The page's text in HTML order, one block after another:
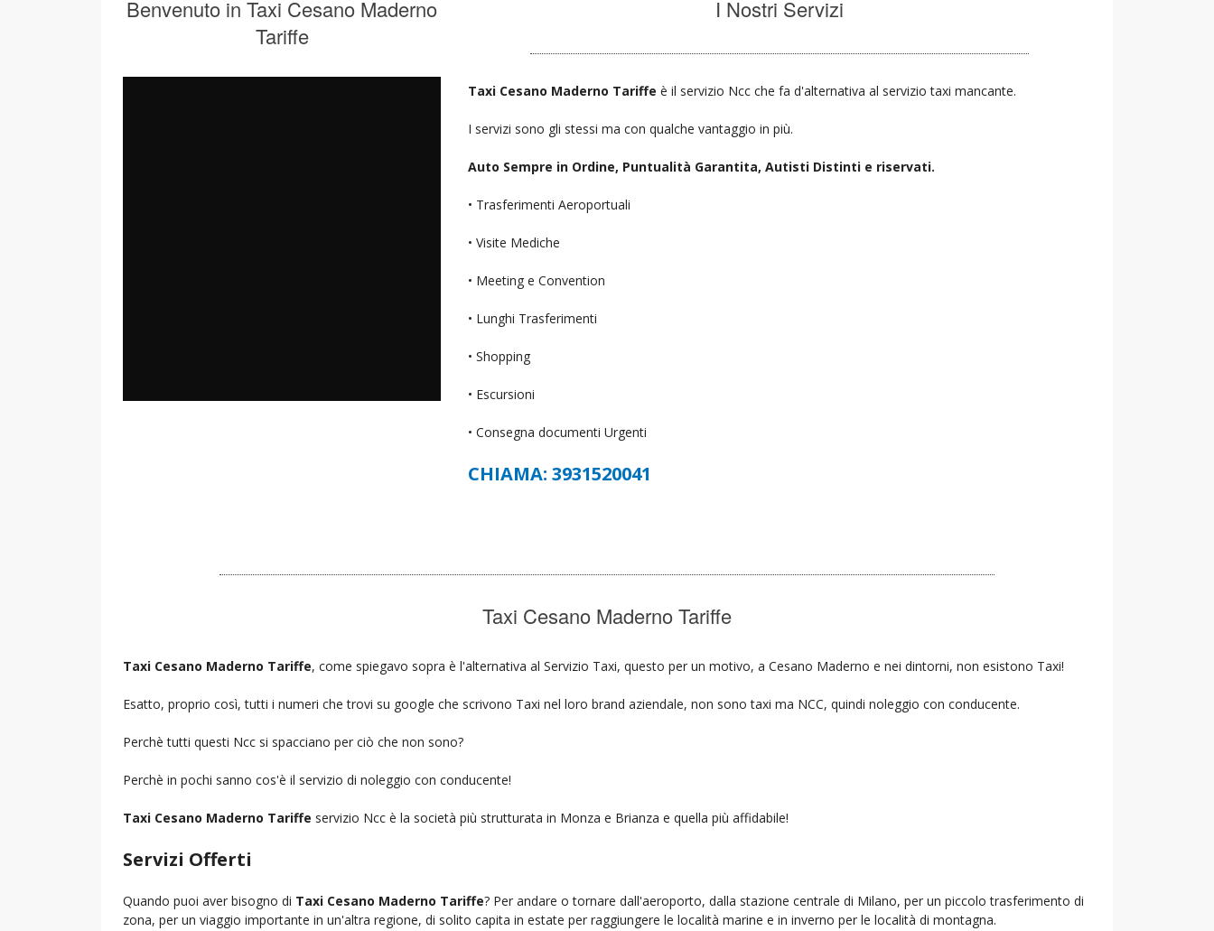
Benvenuto in Taxi Cesano Maderno
Tariffe
I Nostri Servizi
Taxi Cesano Maderno Tariffeè il servizio Ncc che fa d'alternativa al servizio taxi mancante.
I servizi sono gli stessi ma con qualche vantaggio in più.
Auto Sempre in Ordine, Puntualità Garantita, Autisti Distinti e riservati.
• Trasferimenti Aeroportuali
• Visite Mediche
• Meeting e Convention
• Lunghi Trasferimenti
• Shopping
• Escursioni
• Consegna documenti Urgenti
CHIAMA: 3931520041
Taxi Cesano Maderno Tariffe
Taxi Cesano Maderno Tariffe, come spiegavo sopra è l'alternativa al Servizio Taxi, questo per un motivo, a Cesano Maderno e nei dintorni, non esistono Taxi!
Esatto, proprio così, tutti i numeri che trovi su google che scrivono Taxi nel loro brand aziendale, non sono taxi ma NCC, quindi noleggio con conducente.
Perchè tutti questi Ncc si spacciano per ciò che non sono?
Perchè in pochi sanno cos'è il servizio di noleggio con conducente!
Taxi Cesano Maderno Tariffe servizio Ncc è la società più strutturata in Monza e Brianza e quella più affidabile!
Servizi Offerti
Quando puoi aver bisogno di Taxi Cesano Maderno Tariffe? Per andare o tornare dall'aeroporto, dalla stazione centrale di Milano, per un piccolo trasferimento di
zona, per un viaggio importante in un'altra regione, di solito capita in estate per raggiungere le località marine e in inverno per le località di montagna.